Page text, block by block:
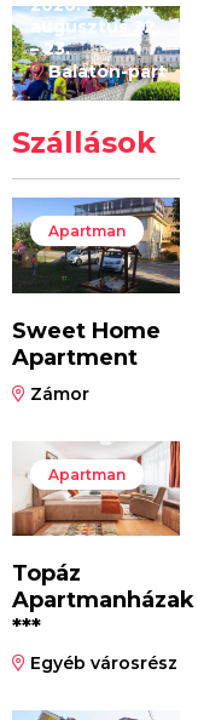
2026.
augusztus 22
– 23.
Balaton-part
Szállások
Apartman
Sweet Home
Apartment
Zámor
Apartman
Topáz
Apartmanházak
***
Egyéb városrész